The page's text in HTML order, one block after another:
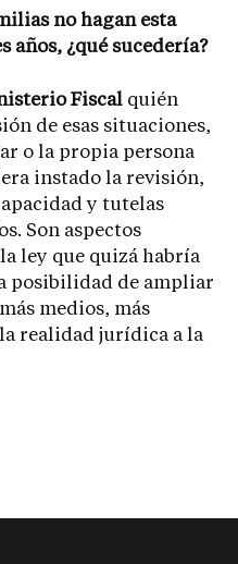
no hagan esta
años, ¿qué sucedería?
Fiscal quién
de esas situaciones,
o la propia persona
instado la revisión,
y tutelas
Son aspectos
ley que quizá habría
posibilidad de ampliar
medios, más
realidad jurídica a la